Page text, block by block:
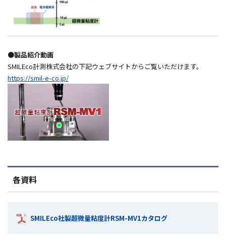
●製品紹介動画
SMILEco計測株式会社の下記ウェブサイトからご覧いただけます。
https://smil-e-co.jp/
各資料
SMILEco社製超微量粘度計RSM-MV1カタログ